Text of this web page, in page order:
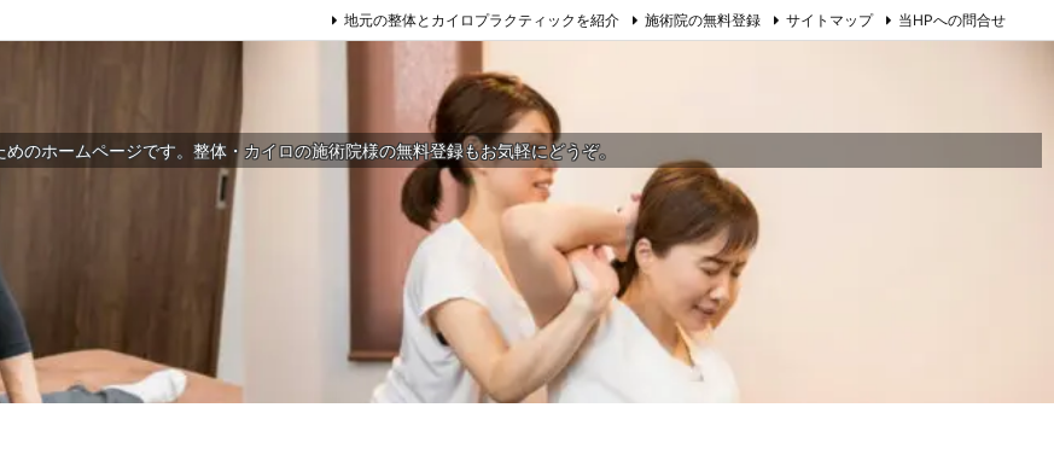
地元の整体とカイロプラクティックを紹介 施術院の無料登録 サイトマップ 当HPへの問合せ
のホームページです。整体・カイロの施術院様の無料登録もお気軽にどうぞ。